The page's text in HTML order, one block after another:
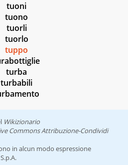
tuoni
tuono
tuorli
tuorlo
tuppo
turba
turbabili
Wikizionario
Commons Attribuzione-Condividi
in alcun modo espressione